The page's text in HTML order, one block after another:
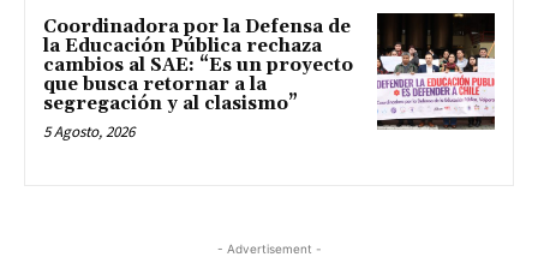
Coordinadora por la Defensa de
la Educación Pública rechaza
cambios al SAE: “Es un proyecto
que busca retornar a la
segregación y al clasismo”
5 Agosto, 2026
- Advertisement -